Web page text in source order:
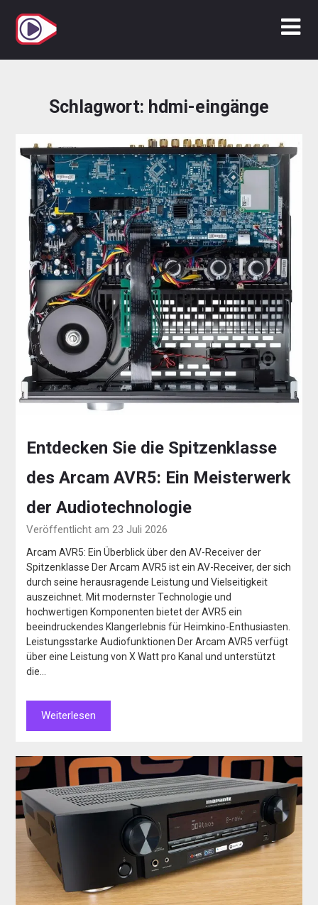
Inhalt
springen
Schlagwort: hdmi-eingänge
Entdecken Sie die Spitzenklasse
des Arcam AVR5: Ein Meisterwerk
der Audiotechnologie
Veröffentlicht am 23 Juli 2026
Arcam AVR5: Ein Überblick über den AV-Receiver der
Spitzenklasse Der Arcam AVR5 ist ein AV-Receiver, der sich
durch seine herausragende Leistung und Vielseitigkeit
auszeichnet. Mit modernster Technologie und
hochwertigen Komponenten bietet der AVR5 ein
beeindruckendes Klangerlebnis für Heimkino-Enthusiasten.
Leistungsstarke Audiofunktionen Der Arcam AVR5 verfügt
über eine Leistung von X Watt pro Kanal und unterstützt
die…
Weiterlesen